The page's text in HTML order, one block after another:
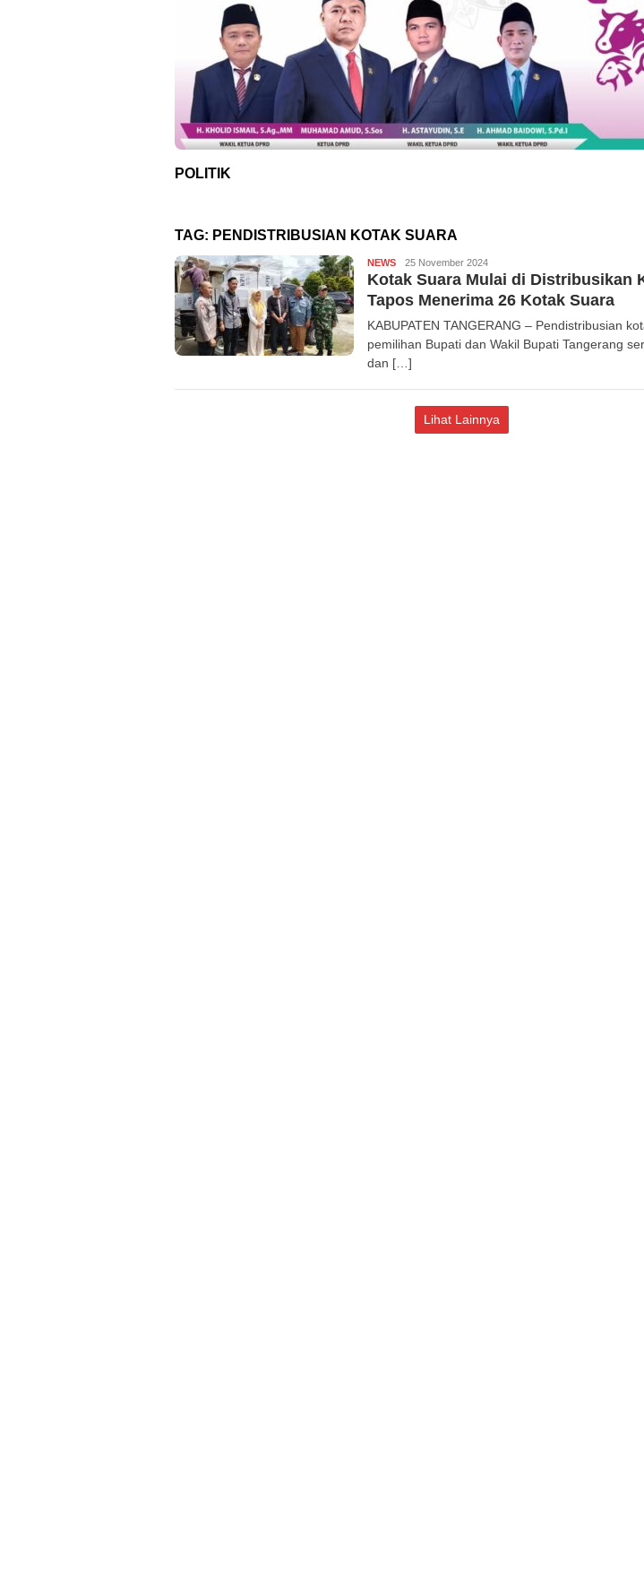
POLITIK
TAG: PENDISTRIBUSIAN KOTAK SUARA
NEWS Redaksi
25 November 2024
Kotak Suara Mulai di Distribusikan
Tapos Menerima 26 Kotak Suara
KABUPATEN TANGERANG – Pendistribusian
pemilihan Bupati dan Wakil Bupati Tangerang
dan […]
Lihat Lainnya